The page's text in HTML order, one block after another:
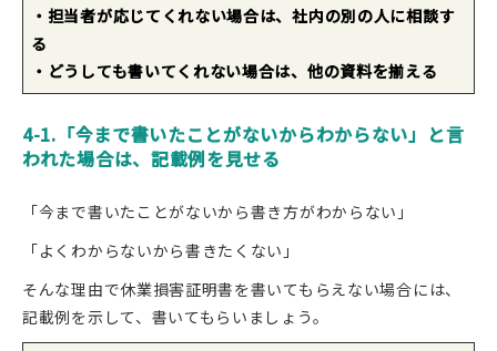
・担当者が応じてくれない場合は、社内の別の人に相談す
る
・どうしても書いてくれない場合は、他の資料を揃える
4-1.「今まで書いたことがないからわからない」と言
われた場合は、記載例を見せる
「今まで書いたことがないから書き方がわからない」
「よくわからないから書きたくない」
そんな理由で休業損害証明書を書いてもらえない場合には、
記載例を示して、書いてもらいましょう。